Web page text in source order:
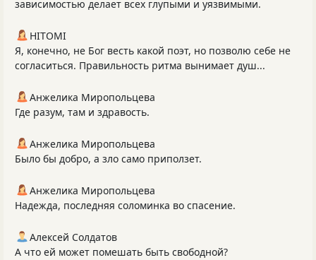
зависимостью делает всех глупыми и уязвимыми.
HITOMI
Я, конечно, не Бог весть какой поэт, но позволю себе не
согласиться. Правильность ритма вынимает душ...
Анжелика Миропольцева
Где разум, там и здравость.
Анжелика Миропольцева
Было бы добро, а зло само приползет.
Анжелика Миропольцева
Надежда, последняя соломинка во спасение.
Алексей Солдатов
А что ей может помешать быть свободной?